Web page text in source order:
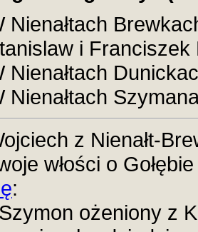
Nienałtach
i Franciszek
Nienałtach
Nienałtach
z Nienałt-
włości o
:
ożeniony z